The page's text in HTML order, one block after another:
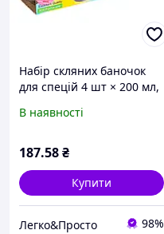
Набір скляних баночок
для спецій 4 шт × 200 мл,
зберігання приправ,
спецій (106288)
В наявності
187.58₴
Купити
Легко&Просто 98%